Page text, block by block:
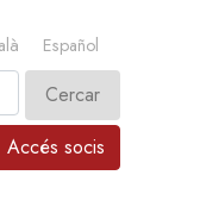
Español
Accés socis